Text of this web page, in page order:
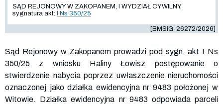
SĄD REJONOWY W ZAKOPANEM, I WYDZIAŁ CYWILNY,
sygnatura akt: I Ns 350/25
[BMSiG-26272/2026]
Sąd Rejonowy w Zakopanem prowadzi pod sygn. akt I Ns
350/25 z wniosku Haliny Łowisz postępowanie o
stwierdzenie nabycia poprzez uwłaszczenie nieruchomości
oznaczonej jako działka ewidencyjna nr 9483 położonej w
Witowie. Działka ewidencyjna nr 9483 odpowiada parceli